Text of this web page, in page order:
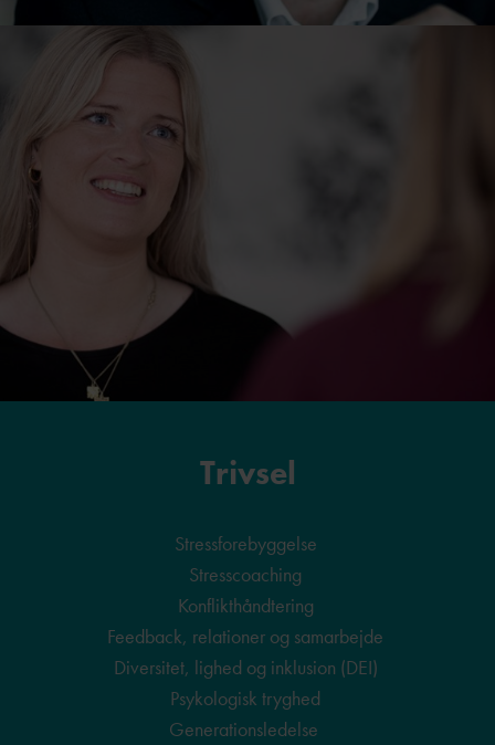
Trivsel
Stressforebyggelse
Stresscoaching
Konflikthåndtering
Feedback, relationer og samarbejde
Diversitet, lighed og inklusion (DEI)
Psykologisk tryghed
Generationsledelse